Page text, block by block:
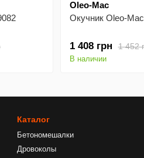
Oleo-Mac
Окучник Oleo-
1 452
1 408 грн
В наличии
Каталог
Бетономешалки
Дровоколы